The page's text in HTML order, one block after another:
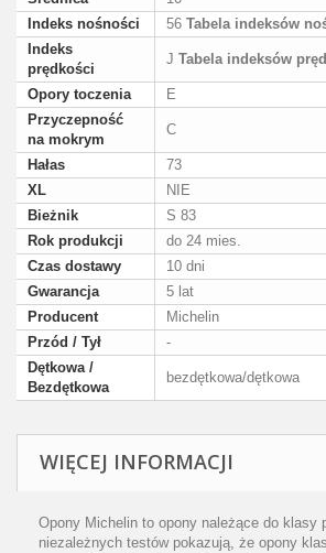
Indeks nośności
56 Tabela indeksów
Indeks
prędkości
J Tabela indeksów
Opory toczenia
E
Przyczepność
na mokrym
C
Hałas
73
XL
NIE
Bieżnik
S 83
Rok produkcji
do 24 mies.
Czas dostawy
10 dni
Gwarancja
5 lat
Producent
Michelin
Przód / Tył
-
Dętkowa /
Bezdętkowa
bezdętkowa/dętkowa
WIĘCEJ INFORMACJI
Opony Michelin to opony należące do klasy
niezależnych testów pokazują, że opony